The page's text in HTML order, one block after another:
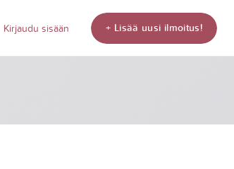
Kirjaudu sisään + Lisää uusi ilmoitus!